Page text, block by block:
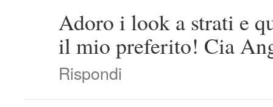
Adoro i look a strati e
il mio preferito! Cia
Rispondi